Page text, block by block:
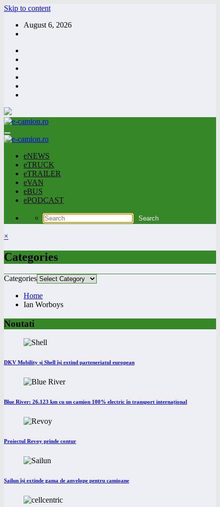
Skip to content
August 6, 2026
eNEWS
eTRUCK
eTRAILER
eVAN
eBUS
ePODCAST
×
Categories
Categories
Home
Ian Worboys
Noutati
DKV Mobility și Shell își extind parteneriatul european
Blue River: 26.123 km cu un camion 100% electric în transport internațional
Proiectul Revoy prinde contur
Sailun își extinde gama de anvelope pentru camioane